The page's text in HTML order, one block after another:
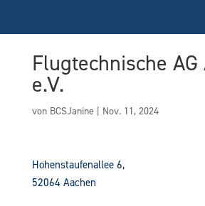
Flugtechnische AG
e.V.
von BCSJanine | Nov. 11, 2024
Hohenstaufenallee 6,
52064 Aachen